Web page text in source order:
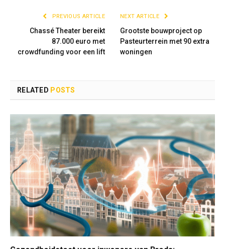
PREVIOUS ARTICLE
Chassé Theater bereikt
87.000 euro met
crowdfunding voor een lift
NEXT ARTICLE
Grootste bouwproject op
Pasteurterrein met 90 extra
woningen
RELATED POSTS